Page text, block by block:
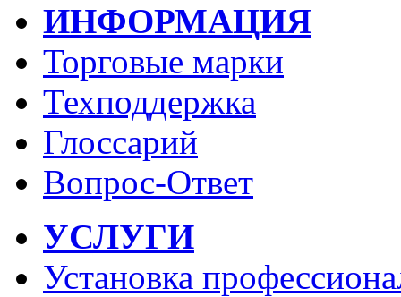
ИНФОРМАЦИЯ
Торговые марки
Техподдержка
Глоссарий
Вопрос-Ответ
УСЛУГИ
Установка